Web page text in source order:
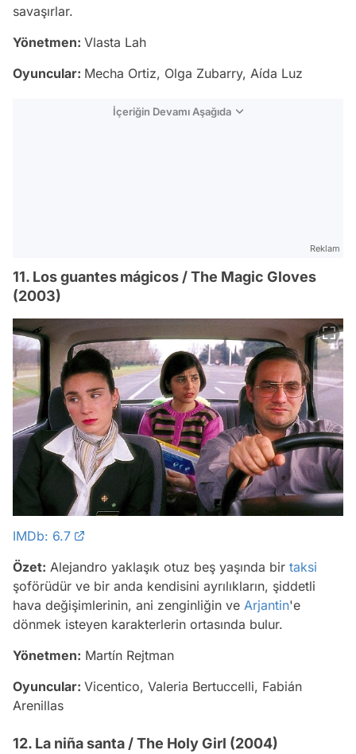
savaşırlar.
Yönetmen: Vlasta Lah
Oyuncular: Mecha Ortiz, Olga Zubarry, Aída Luz
İçeriğin Devamı Aşağıda
Reklam
11. Los guantes mágicos / The Magic Gloves
(2003)
IMDb: 6.7
Özet: Alejandro yaklaşık otuz beş yaşında bir taksi
şoförüdür ve bir anda kendisini ayrılıkların, şiddetli
hava değişimlerinin, ani zenginliğin ve Arjantin'e
dönmek isteyen karakterlerin ortasında bulur.
Yönetmen: Martín Rejtman
Oyuncular: Vicentico, Valeria Bertuccelli, Fabián
Arenillas
12. La niña santa / The Holy Girl (2004)